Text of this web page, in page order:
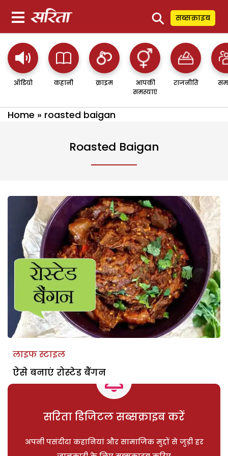
⚲ सब्सक्राइब
ऑडियो कहानी क्राइम
आपकी
समस्याएं
राजनीति
Home » roasted baigan
Roasted Baigan
लाइफ स्टाइल
ऐसे बनाएं रोस्टेड बैंगन
सरिता डिजिटल सब्सक्राइब करें
अपनी पसंदीदा कहानियां और सामाजिक मुद्दों से जुड़ी हर